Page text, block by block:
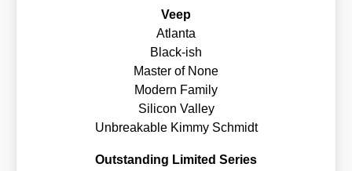
Veep
Atlan­ta
Black-ish
Mas­ter of None
Modern Fami­ly
Sili­con Val­ley
Unbre­aka­ble Kim­my Schmidt
Out­stan­ding Limi­t­ed Series